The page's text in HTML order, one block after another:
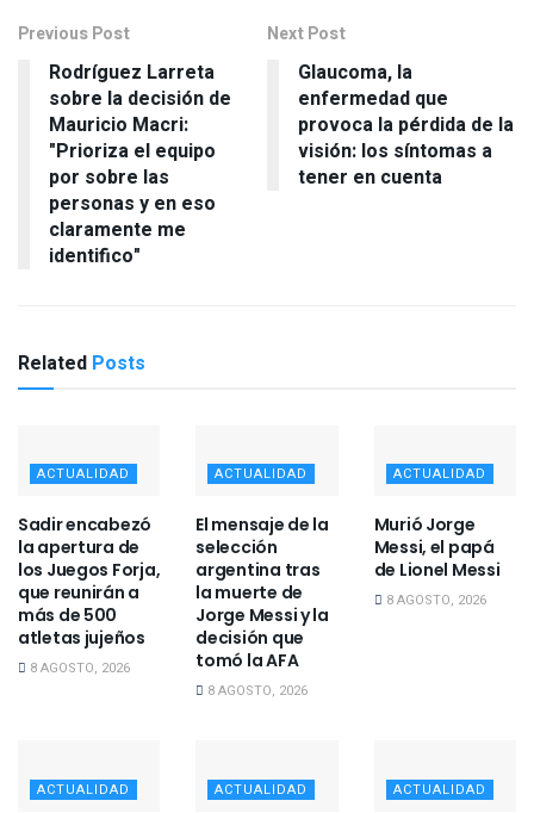
Previous Post
Rodríguez Larreta
sobre la decisión de
Mauricio Macri:
"Prioriza el equipo
por sobre las
personas y en eso
claramente me
identifico"
Next Post
Glaucoma, la
enfermedad que
provoca la pérdida de la
visión: los síntomas a
tener en cuenta
Related Posts
ACTUALIDAD
Sadir encabezó
la apertura de
los Juegos Forja,
que reunirán a
más de 500
atletas jujeños
8 AGOSTO, 2026
ACTUALIDAD
El mensaje de la
selección
argentina tras
la muerte de
Jorge Messi y la
decisión que
tomó la AFA
8 AGOSTO, 2026
ACTUALIDAD
Murió Jorge
Messi, el papá
de Lionel Messi
8 AGOSTO, 2026
ACTUALIDAD ACTUALIDAD ACTUALIDAD